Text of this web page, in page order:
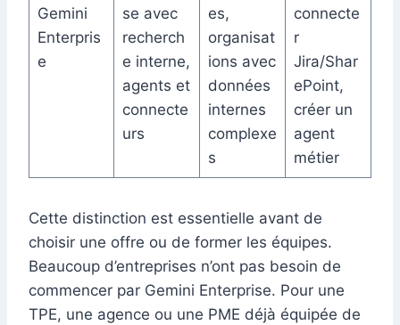
Gemini
Enterpris
e
se avec
recherch
e interne,
agents et
connecte
urs
es,
organisat
ions avec
données
internes
complexe
s
connecte
r
Jira/Shar
ePoint,
créer un
agent
métier
Cette distinction est essentielle avant de
choisir une offre ou de former les équipes.
Beaucoup d’entreprises n’ont pas besoin de
commencer par Gemini Enterprise. Pour une
TPE, une agence ou une PME déjà équipée de